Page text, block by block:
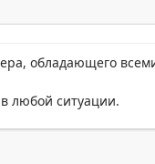
обладающего
любой ситуации.